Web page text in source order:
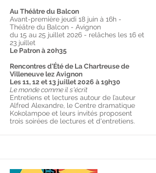
Au Théâtre du Balcon
Avant-première jeudi 18 juin à 16h -
Théâtre du Balcon - Avignon
du 15 au 25 juillet 2026 - relâches les 16 et
23 juillet
Le Patron à 20h35
Rencontres d'Été de La Chartreuse de
Villeneuve lez Avignon
Les 11, 12 et 13 juillet 2026 à 19h30
Le monde comme il s'écrit
Entretiens et lectures autour de l’auteur
Alfred Alexandre, le Centre dramatique
Kokolampoe et leurs invités proposent
trois soirées de lectures et d'entretiens.